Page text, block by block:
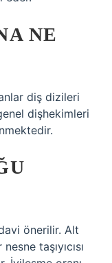
NE
diş dizileri
dişhekimleri
önerilir. Alt
taşıyıcısı